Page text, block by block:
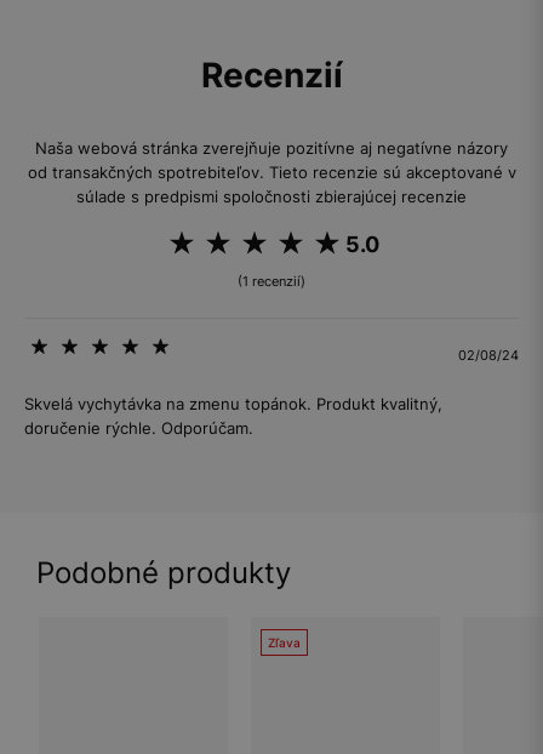
Recenzií
Naša webová stránka zverejňuje pozitívne aj negatívne názory
od transakčných spotrebiteľov. Tieto recenzie sú akceptované v
súlade s predpismi spoločnosti zbierajúcej recenzie
5.0
(1 recenzií)
02/08/24
Skvelá vychytávka na zmenu topánok. Produkt kvalitný,
doručenie rýchle. Odporúčam.
Podobné produkty
Zľava